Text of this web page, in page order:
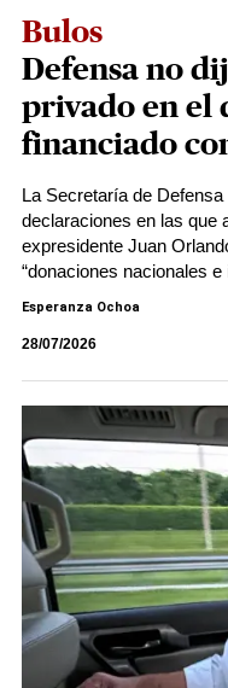
Bulos
Defensa no
privado en el
financiado
La Secretaría de
declaraciones en las que
expresidente Juan
“donaciones nacionales e
Esperanza Ochoa
28/07/2026